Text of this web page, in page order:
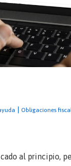
Obligaciones
al principio,